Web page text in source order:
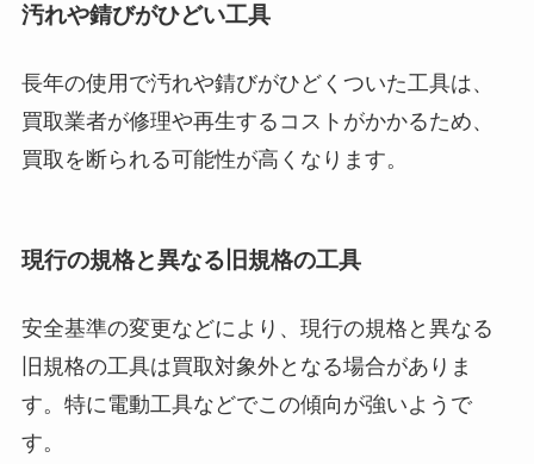
汚れや錆びがひどい工具
長年の使用で汚れや錆びがひどくついた工具は、
買取業者が修理や再生するコストがかかるため、
買取を断られる可能性が高くなります。
現行の規格と異なる旧規格の工具
安全基準の変更などにより、現行の規格と異なる
旧規格の工具は買取対象外となる場合がありま
す。特に電動工具などでこの傾向が強いようで
す。